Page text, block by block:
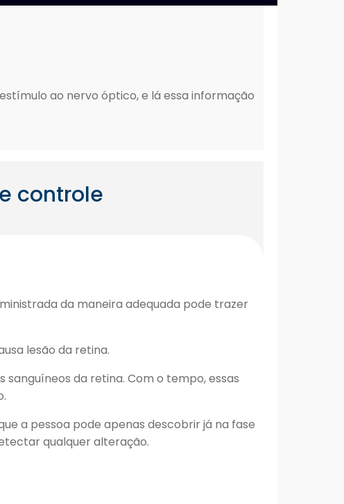
ao nervo óptico, e lá essa informação
controle
da maneira adequada pode trazer
lesão da retina.
da retina. Com o tempo, essas
a pessoa pode apenas descobrir já na fase
qualquer alteração.